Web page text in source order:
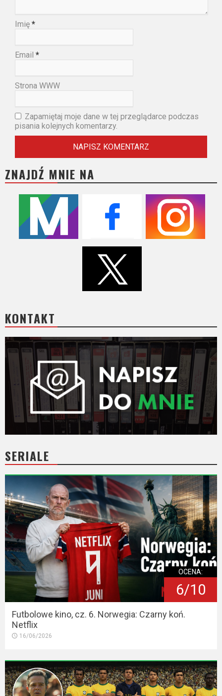
Imię *
Email *
Strona WWW
Zapamiętaj moje dane w tej przeglądarce podczas
pisania kolejnych komentarzy.
ZNAJDŹ MNIE NA
KONTAKT
SERIALE
OCENA:
6/10
Futbolowe kino, cz. 6. Norwegia: Czarny koń.
Netflix
16/06/2026